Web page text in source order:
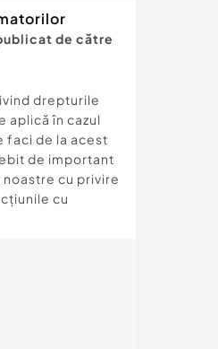
de către
drepturile
aplică în cazul
faci de la acest
de important
cu privire
cu